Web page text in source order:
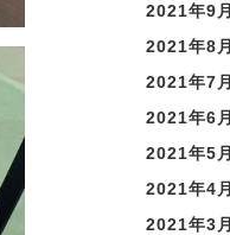
2021年9月
2021年8月
2021年7月
2021年6月
2021年5月
2021年4月
2021年3月